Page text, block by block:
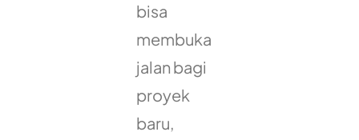
bisa
membuka
jalan bagi
proyek
baru,